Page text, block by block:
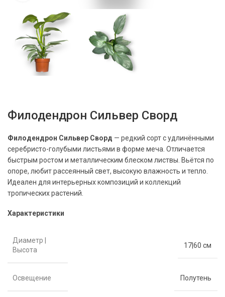
Филодендрон Сильвер Сворд
Филодендрон Сильвер Сворд — редкий сорт с удлинёнными
серебристо-голубыми листьями в форме меча. Отличается
быстрым ростом и металлическим блеском листвы. Вьётся по
опоре, любит рассеянный свет, высокую влажность и тепло.
Идеален для интерьерных композиций и коллекций
тропических растений.
Характеристики
Диаметр |
Высота
17|60 см
Освещение Полутень